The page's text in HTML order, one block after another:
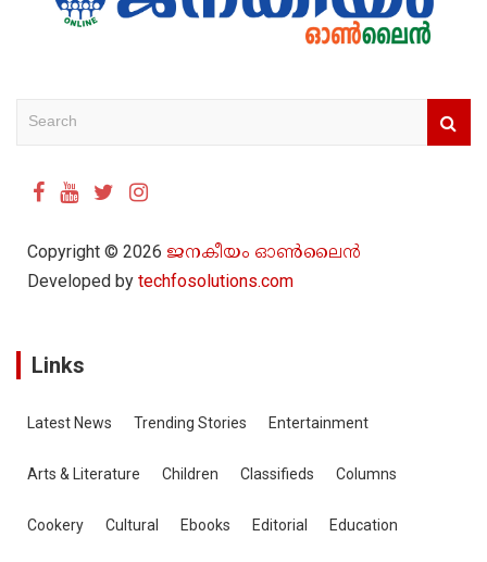
Copyright © 2026 ജനകീയം ഓൺ‌ലൈൻ
Developed by techfosolutions.com
Links
Latest News Trending Stories Entertainment
Arts & Literature Children Classifieds Columns
Cookery Cultural Ebooks Editorial Education